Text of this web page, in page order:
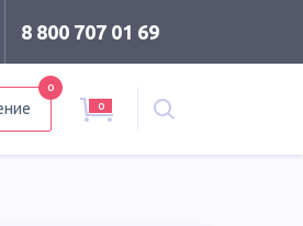
8 800 707 01 69
0
0